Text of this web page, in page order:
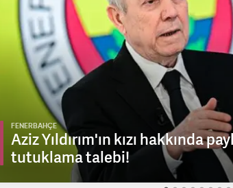
FENERBAHÇE
Aziz Yıldırım'ın kızı hakkında
tutuklama talebi!